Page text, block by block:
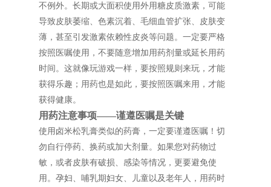
不例外。长期或大面积使用外用糖皮质激素，可能
导致皮肤萎缩、色素沉着、毛细血管扩张、皮肤变
薄，甚至引发激素依赖性皮炎等问题。一定要严格
按照医嘱使用，不要随意增加用药剂量或延长用药
时间。这就像玩游戏一样，要按照规则来玩，才能
获得乐趣；用药也是如此，要按照医嘱来用，才能
获得健康。
用药注意事项——谨遵医嘱是关键
使用卤米松乳膏类似的药膏，一定要谨遵医嘱！切
勿自行停药、换药或加大剂量。如果您对药物过
敏，或者皮肤有破损、感染等情况，更要避免使
用。孕妇、哺乳期妇女、儿童以及老年人，用药时